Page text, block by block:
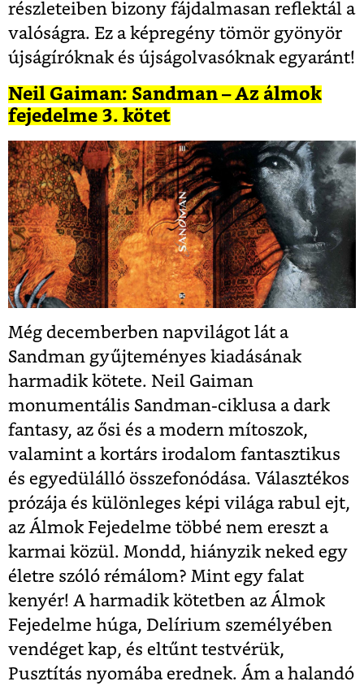
részleteiben bizony fájdalmasan reflektál a
valóságra. Ez a képregény tömör gyönyör
újságíróknak és újságolvasóknak egyaránt!
Neil Gaiman: Sandman – Az álmok
fejedelme 3. kötet
Még decemberben napvilágot lát a
Sandman gyűjteményes kiadásának
harmadik kötete. Neil Gaiman
monumentális Sandman-ciklusa a dark
fantasy, az ősi és a modern mítoszok,
valamint a kortárs irodalom fantasztikus
és egyedülálló összefonódása. Választékos
prózája és különleges képi világa rabul ejt,
az Álmok Fejedelme többé nem ereszt a
karmai közül. Mondd, hiányzik neked egy
életre szóló rémálom? Mint egy falat
kenyér! A harmadik kötetben az Álmok
Fejedelme húga, Delírium személyében
vendéget kap, és eltűnt testvérük,
Pusztítás nyomába erednek. Ám a halandó